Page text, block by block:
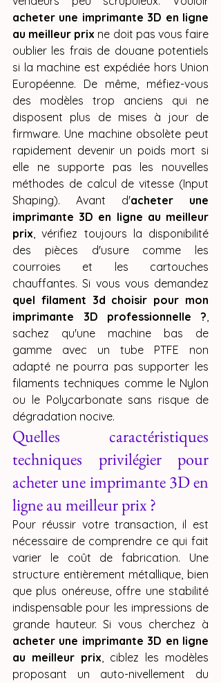
acheter une imprimante 3D en ligne
au meilleur prix ne doit pas vous faire
oublier les frais de douane potentiels
si la machine est expédiée hors Union
Européenne. De même, méfiez-vous
des modèles trop anciens qui ne
disposent plus de mises à jour de
firmware. Une machine obsolète peut
rapidement devenir un poids mort si
elle ne supporte pas les nouvelles
méthodes de calcul de vitesse (Input
Shaping). Avant d'acheter une
imprimante 3D en ligne au meilleur
prix, vérifiez toujours la disponibilité
des pièces d'usure comme les
courroies et les cartouches
quel filament 3d choisir pour mon
imprimante 3D professionnelle ?,
sachez qu'une machine bas de
gamme avec un tube PTFE non
adapté ne pourra pas supporter les
filaments techniques comme le Nylon
ou le Polycarbonate sans risque de
dégradation nocive.
Quelles caractéristiques
techniques privilégier pour
acheter une imprimante 3D en
ligne au meilleur prix ?
Pour réussir votre transaction, il est
nécessaire de comprendre ce qui fait
varier le coût de fabrication. Une
structure entièrement métallique, bien
que plus onéreuse, offre une stabilité
indispensable pour les impressions de
acheter une imprimante 3D en ligne
au meilleur prix, ciblez les modèles
proposant un auto-nivellement du